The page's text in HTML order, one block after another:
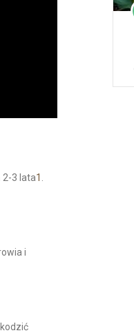
2-3 lata1
i